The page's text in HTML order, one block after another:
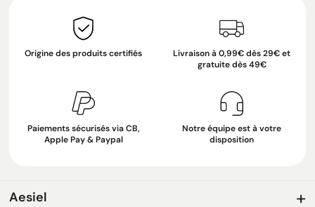
Origine des produits certifiés
Livraison à 0,99€ dès 29€ et
gratuite dès 49€
Paiements sécurisés via CB,
Apple Pay & Paypal
Notre équipe est à votre
disposition
Aesiel